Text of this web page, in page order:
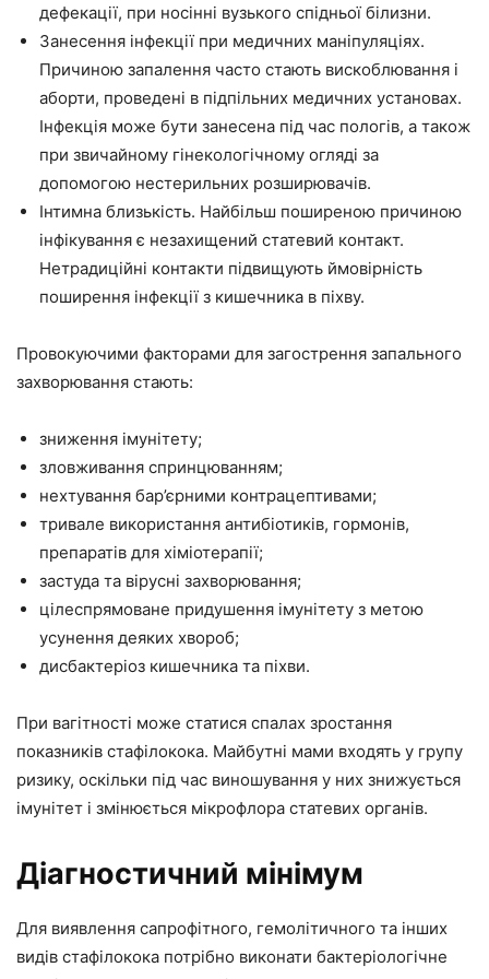
дефекації, при носінні вузького спідньої білизни.
Занесення інфекції при медичних маніпуляціях.
Причиною запалення часто стають вискоблювання і
аборти, проведені в підпільних медичних установах.
Інфекція може бути занесена під час пологів, а також
при звичайному гінекологічному огляді за
допомогою нестерильних розширювачів.
Інтимна близькість. Найбільш поширеною причиною
інфікування є незахищений статевий контакт.
Нетрадиційні контакти підвищують ймовірність
поширення інфекції з кишечника в піхву.
Провокуючими факторами для загострення запального
захворювання стають:
зниження імунітету;
зловживання спринцюванням;
нехтування бар’єрними контрацептивами;
тривале використання антибіотиків, гормонів,
препаратів для хіміотерапії;
застуда та вірусні захворювання;
цілеспрямоване придушення імунітету з метою
усунення деяких хвороб;
дисбактеріоз кишечника та піхви.
При вагітності може статися спалах зростання
показників стафілокока. Майбутні мами входять у групу
ризику, оскільки під час виношування у них знижується
імунітет і змінюється мікрофлора статевих органів.
Діагностичний мінімум
Для виявлення сапрофітного, гемолітичного та інших
видів стафілокока потрібно виконати бактеріологічне